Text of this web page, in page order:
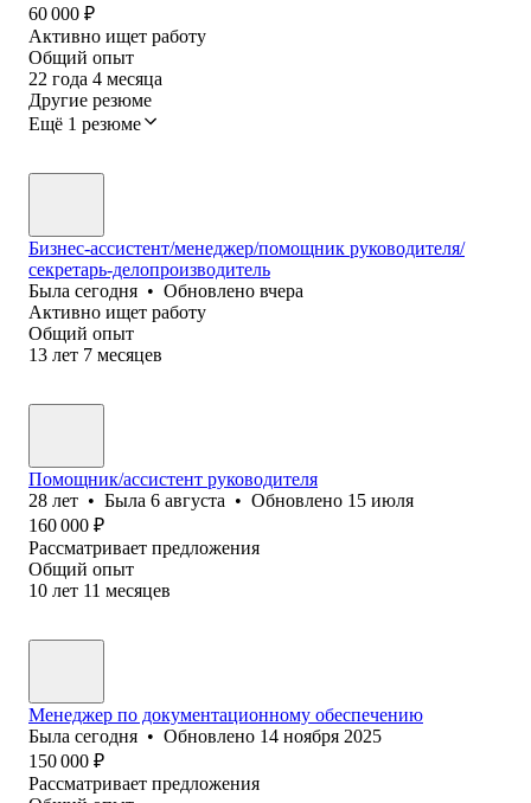
60 000 ₽
Активно ищет работу
Общий опыт
22 года 4 месяца
Другие резюме
Ещё 1 резюме
Бизнес-ассистент/менеджер/помощник руководителя/
секретарь-делопроизводитель
Была сегодня • Обновлено вчера
Активно ищет работу
Общий опыт
13 лет 7 месяцев
Помощник/ассистент руководителя
28 лет • Была 6 августа • Обновлено 15 июля
160 000 ₽
Рассматривает предложения
Общий опыт
10 лет 11 месяцев
Менеджер по документационному обеспечению
Была сегодня • Обновлено 14 ноября 2025
150 000 ₽
Рассматривает предложения